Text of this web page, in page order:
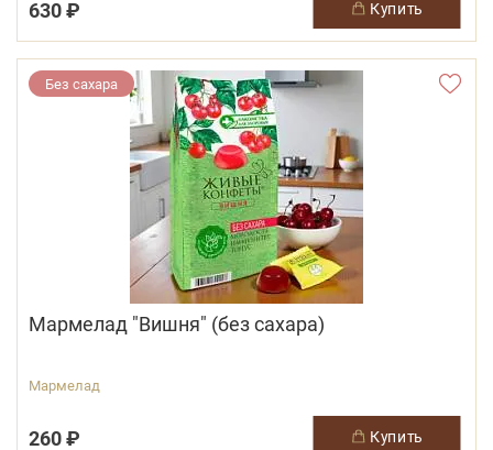
630 ₽ купить
Без сахара
Мармелад "Вишня" (без сахара)
Мармелад
260 ₽ купить